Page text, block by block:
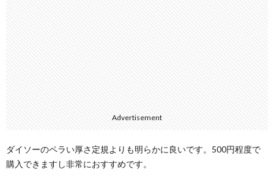
Advertisement
ダイソーのペラい厚さ定規よりも明らかに良いです。500円程度で
購入できますし非常におすすめです。